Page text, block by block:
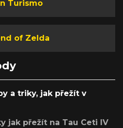
Turismo
of Zelda
a triky, jak přežít v
jak přežít na Tau Ceti IV